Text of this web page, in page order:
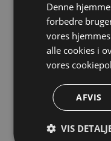
Apparathjul, 50 mm, Løst,
DKK
Denne
forbedre
vores
alle cookies i
vores
AFVIS
VIS